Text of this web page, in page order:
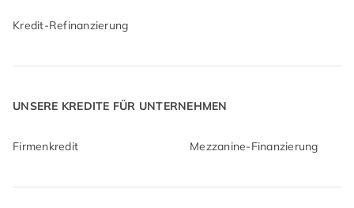
Kredit-Refinanzierung
UNSERE KREDITE FÜR UNTERNEHMEN
Firmenkredit Mezzanine-Finanzierung